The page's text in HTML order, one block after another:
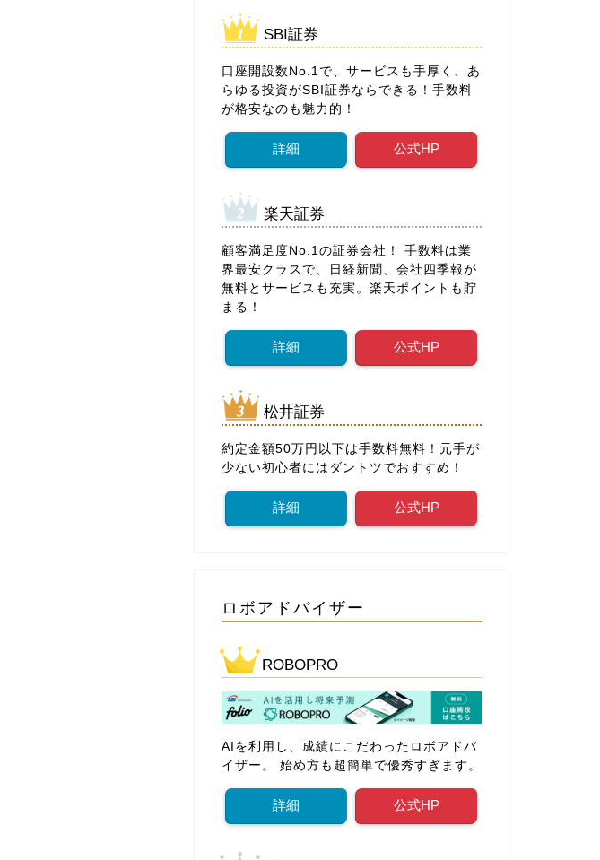
SBI証券
口座開設数No.1で、サービスも手厚く、あ
らゆる投資がSBI証券ならできる！手数料
が格安なのも魅力的！
詳細 公式HP
楽天証券
顧客満足度No.1の証券会社！ 手数料は業
界最安クラスで、日経新聞、会社四季報が
無料とサービスも充実。楽天ポイントも貯
まる！
詳細 公式HP
松井証券
約定金額50万円以下は手数料無料！元手が
少ない初心者にはダントツでおすすめ！
詳細 公式HP
ロボアドバイザー
ROBOPRO
AIを利用し、成績にこだわったロボアドバ
イザー。 始め方も超簡単で優秀すぎます。
詳細 公式HP